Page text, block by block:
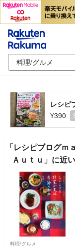
¥390
「レシピブログ
Ａｕｔｕ」に近
料理/グルメ